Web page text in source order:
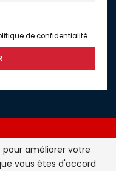
de confidentialité
de la France et du
pour améliorer votre
vous êtes d'accord